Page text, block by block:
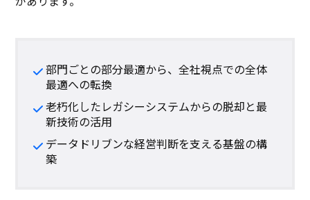
部門ごとの部分最適から、全社視点での全体
最適への転換
老朽化したレガシーシステムからの脱却と最
新技術の活用
データドリブンな経営判断を支える基盤の構
築